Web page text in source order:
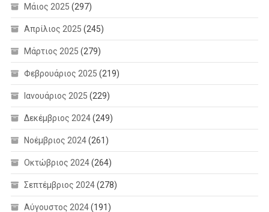
Μάιος 2025 (297)
Απρίλιος 2025 (245)
Μάρτιος 2025 (279)
Φεβρουάριος 2025 (219)
Ιανουάριος 2025 (229)
Δεκέμβριος 2024(249)
Νοέμβριος 2024(261)
Οκτώβριος 2024(264)
Σεπτέμβριος 2024(278)
Αύγουστος 2024(191)